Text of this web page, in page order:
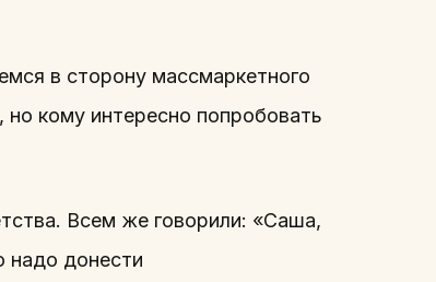
в сторону массмаркетного
но кому интересно попробовать
Всем же говорили: «Саша,
донести